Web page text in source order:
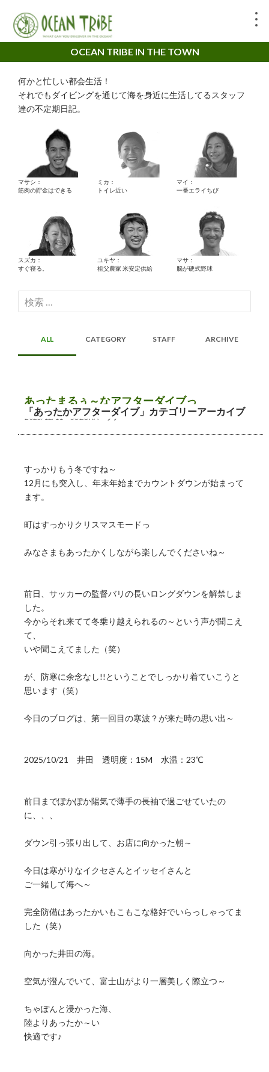
OCEAN TRIBE IN THE TOWN
何かと忙しい都会生活！
それでもダイビングを通じて海を身近に生活してるスタッフ
達の不定期日記。
マサシ：
筋肉の貯金はできる
ミカ：
トイレ近い
マイ：
一番エライちび
スズカ：
すぐ寝る。
ユキヤ：
祖父農家 米安定供給
マサ：
脳が硬式野球
検
索:
ALL CATEGORY STAFF ARCHIVE
「あったかアフターダイブ」カテゴリーアーカイブ
あったまるぅ～なアフターダイブっ
2025/12/11 SUZUKA ツアー
すっかりもう冬ですね～
12月にも突入し、年末年始までカウントダウンが始まって
ます。
町はすっかりクリスマスモードっ
みなさまもあったかくしながら楽しんでくださいね～
前日、サッカーの監督バリの長いロングダウンを解禁しま
した。
今からそれ来てて冬乗り越えられるの～という声が聞こえ
て、
いや聞こえてました（笑）
が、防寒に余念なし!!ということでしっかり着ていこうと
思います（笑）
今日のブログは、第一回目の寒波？が来た時の思い出～
2025/10/21 井田 透明度：15M 水温：23℃
前日までぽかぽか陽気で薄手の長袖で過ごせていたの
に、、、
ダウン引っ張り出して、お店に向かった朝～
今日は寒がりなイクセさんとイッセイさんと
ご一緒して海へ～
完全防備はあったかいもこもこな格好でいらっしゃってま
した（笑）
向かった井田の海。
空気が澄んでいて、富士山がより一層美しく際立つ～
ちゃぽんと浸かった海、
陸よりあったか～い
快適です♪